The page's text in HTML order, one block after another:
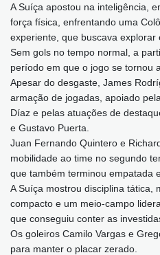
A Suíça apostou na inteligência,
força física, enfrentando uma
experiente, que buscava explorar
Sem gols no tempo normal, a
período em que o jogo se tornou
Apesar do desgaste, James
armação de jogadas, apoiado
Díaz e pelas atuações de
e Gustavo Puerta.
Juan Fernando Quintero e
mobilidade ao time no segundo
que também terminou empatada
A Suíça mostrou disciplina tática,
compacto e um meio-campo
que conseguiu conter as
Os goleiros Camilo Vargas e
para manter o placar zerado.